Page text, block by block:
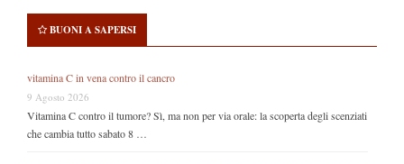
BUONI A SAPERSI
vitamina C in vena contro il cancro
9 Agosto 2026
Vitamina C contro il tumore? Sì, ma non per via orale: la scoperta degli scenziati
che cambia tutto sabato 8 …